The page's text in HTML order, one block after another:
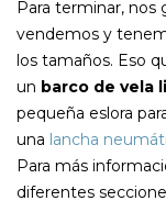
Para terminar, nos
vendemos y
los tamaños. Eso
un barco de vela
pequeña eslora
una lancha
Para más
diferentes